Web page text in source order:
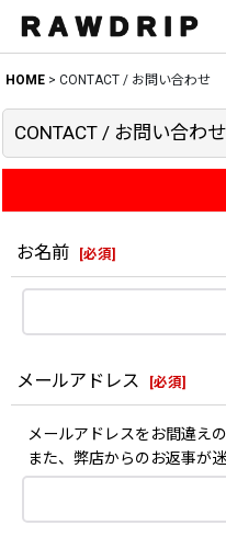
HOME > CONTACT / お問い合わせ
CONTACT / お問い合わせ
お名前 [必須]
メールアドレス [必須]
メールアドレスをお間違え
また、弊店からのお返事が